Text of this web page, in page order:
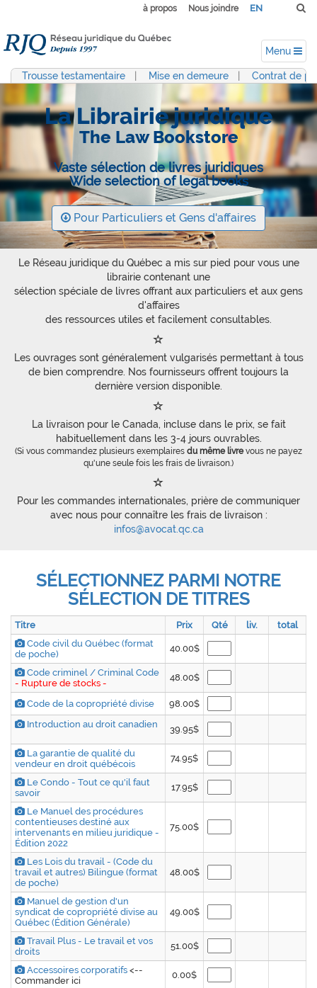
à propos Nous joindre EN
Menu
Trousse testamentaire Mise en demeure Contrat de
La Librairie juridique
The Law Bookstore
Vaste sélection de livres juridiques
Wide selection of legal books
Pour Particuliers et Gens d'affaires
Le Réseau juridique du Québec a mis sur pied pour vous une
librairie contenant une
sélection spéciale de livres offrant aux particuliers et aux gens
d'affaires
des ressources utiles et facilement consultables.
Les ouvrages sont généralement vulgarisés permettant à tous
de bien comprendre. Nos fournisseurs offrent toujours la
dernière version disponible.
La livraison pour le Canada, incluse dans le prix, se fait
habituellement dans les 3-4 jours ouvrables.
(Si vous commandez plusieurs exemplaires du même livrevous ne payez
qu'une seule fois les frais de livraison.)
Pour les commandes internationales, prière de communiquer
avec nous pour connaître les frais de livraison :
infos@avocat.qc.ca
SÉLECTIONNEZ PARMI NOTRE
SÉLECTION DE TITRES
Titre Prix Qté liv.
total
Code civil du Québec (format
de poche)
40.00$
Code criminel / Criminal Code
- Rupture de stocks -
48.00$
Code de la copropriété divise
98.00$
Introduction au droit canadien
39.95$
La garantie de qualité du
vendeur en droit québécois
74.95$
Le Condo - Tout ce qu'il faut
savoir
17.95$
Le Manuel des procédures
contentieuses destiné aux
intervenants en milieu juridique -
Édition 2022
75.00$
Les Lois du travail - (Code du
travail et autres) Bilingue (format
de poche)
48.00$
Manuel de gestion d'un
syndicat de copropriété divise au
Québec (Édition Générale)
49.00$
Travail Plus - Le travail et vos
droits
51.00$
Accessoires corporatifs <--
Commander ici
0.00$